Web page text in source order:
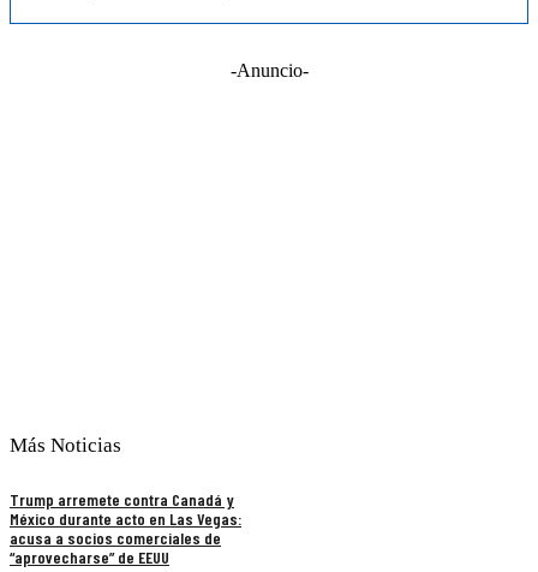
-Anuncio-
Más Noticias
Trump arremete contra Canadá y
México durante acto en Las Vegas:
acusa a socios comerciales de
“aprovecharse” de EEUU